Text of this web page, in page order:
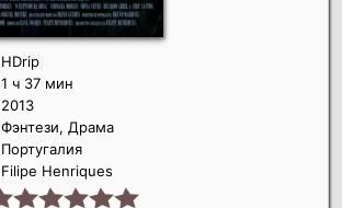
HDrip
1 ч 37 мин
2013
Фэнтези, Драма
Португалия
Filipe Henriques